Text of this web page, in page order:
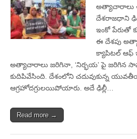
అత్యాచారాలు
దేశరాజధాని
ఇంకో పేరుతో
ఈ దేశపు
క్యాపిటల్‌ ఆఫ్‌
అత్యాచారాలు జరిగినా, ‘నిర్భయ’ పై జరిగిన
కుదిపివేసింది. దేశంలోని చదువుకున్న
ఆగ్రహోదగ్రులయిపోయారు. అదే ఢిల్లీ…
Read more →